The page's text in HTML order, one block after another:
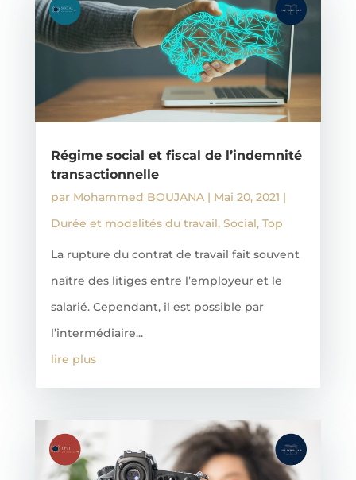
Régime social et fiscal de l’indemnité
transactionnelle
par Mohammed BOUJANA| Mai 20, 2021 |
Durée et modalités du travail, Social, Top
La rupture du contrat de travail fait souvent
naître des litiges entre l’employeur et le
salarié. Cependant, il est possible par
l’intermédiaire...
lire plus